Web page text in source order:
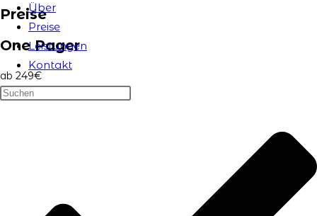
Über
Preise
Leistungen
Kontakt
Preise
One Pager
ab 249€